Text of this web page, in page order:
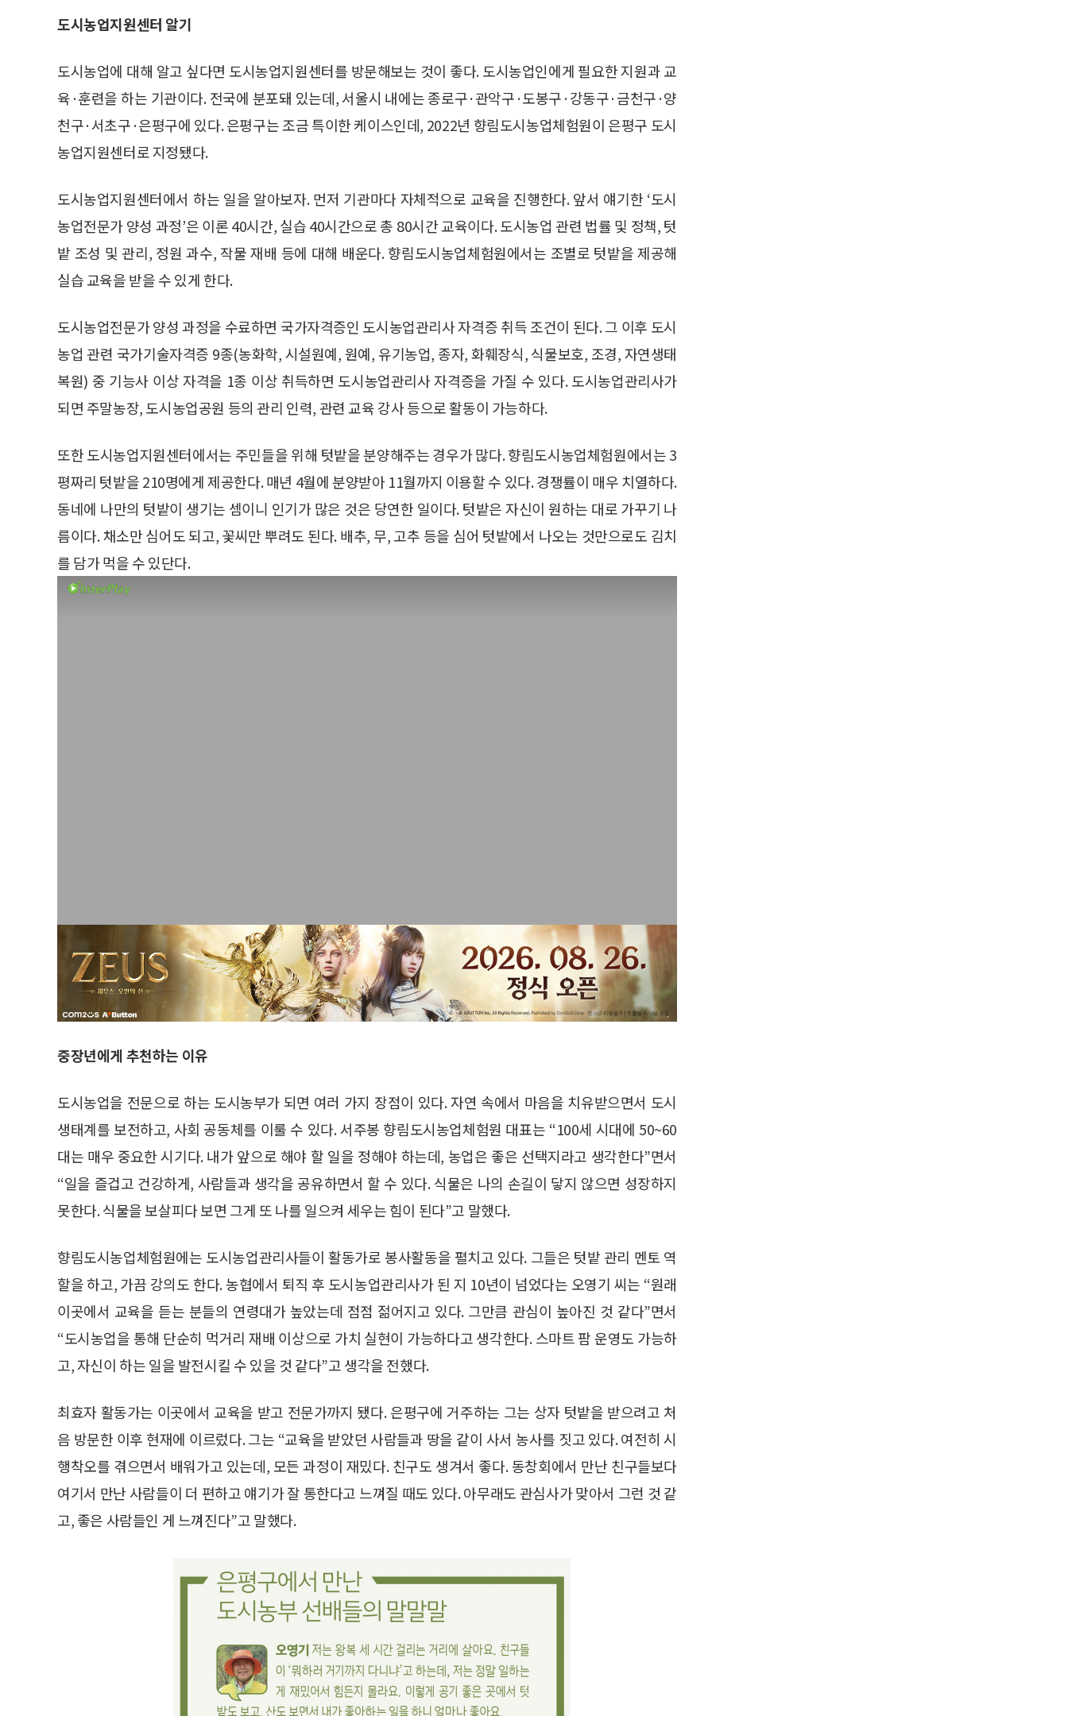
도시농업지원센터 알기
도시농업에 대해 알고 싶다면 도시농업지원센터를 방문해보는 것이 좋다. 도시농업인에게 필요한 지원과 교
육·훈련을 하는 기관이다. 전국에 분포돼 있는데, 서울시 내에는 종로구·관악구·도봉구·강동구·금천구·양
천구·서초구·은평구에 있다. 은평구는 조금 특이한 케이스인데, 2022년 향림도시농업체험원이 은평구 도시
농업지원센터로 지정됐다.
도시농업지원센터에서 하는 일을 알아보자. 먼저 기관마다 자체적으로 교육을 진행한다. 앞서 얘기한 ‘도시
농업전문가 양성 과정’은 이론 40시간, 실습 40시간으로 총 80시간 교육이다. 도시농업 관련 법률 및 정책, 텃
밭 조성 및 관리, 정원 과수, 작물 재배 등에 대해 배운다. 향림도시농업체험원에서는 조별로 텃밭을 제공해
실습 교육을 받을 수 있게 한다.
도시농업전문가 양성 과정을 수료하면 국가자격증인 도시농업관리사 자격증 취득 조건이 된다. 그 이후 도시
농업 관련 국가기술자격증 9종(농화학, 시설원예, 원예, 유기농업, 종자, 화훼장식, 식물보호, 조경, 자연생태
복원) 중 기능사 이상 자격을 1종 이상 취득하면 도시농업관리사 자격증을 가질 수 있다. 도시농업관리사가
되면 주말농장, 도시농업공원 등의 관리 인력, 관련 교육 강사 등으로 활동이 가능하다.
또한 도시농업지원센터에서는 주민들을 위해 텃밭을 분양해주는 경우가 많다. 향림도시농업체험원에서는 3
평짜리 텃밭을 210명에게 제공한다. 매년 4월에 분양받아 11월까지 이용할 수 있다. 경쟁률이 매우 치열하다.
동네에 나만의 텃밭이 생기는 셈이니 인기가 많은 것은 당연한 일이다. 텃밭은 자신이 원하는 대로 가꾸기 나
름이다. 채소만 심어도 되고, 꽃씨만 뿌려도 된다. 배추, 무, 고추 등을 심어 텃밭에서 나오는 것만으로도 김치
를 담가 먹을 수 있단다.
중장년에게 추천하는 이유
도시농업을 전문으로 하는 도시농부가 되면 여러 가지 장점이 있다. 자연 속에서 마음을 치유받으면서 도시
생태계를 보전하고, 사회 공동체를 이룰 수 있다. 서주봉 향림도시농업체험원 대표는 “100세 시대에 50~60
대는 매우 중요한 시기다. 내가 앞으로 해야 할 일을 정해야 하는데, 농업은 좋은 선택지라고 생각한다”면서
“일을 즐겁고 건강하게, 사람들과 생각을 공유하면서 할 수 있다. 식물은 나의 손길이 닿지 않으면 성장하지
못한다. 식물을 보살피다 보면 그게 또 나를 일으켜 세우는 힘이 된다”고 말했다.
향림도시농업체험원에는 도시농업관리사들이 활동가로 봉사활동을 펼치고 있다. 그들은 텃밭 관리 멘토 역
할을 하고, 가끔 강의도 한다. 농협에서 퇴직 후 도시농업관리사가 된 지 10년이 넘었다는 오영기 씨는 “원래
이곳에서 교육을 듣는 분들의 연령대가 높았는데 점점 젊어지고 있다. 그만큼 관심이 높아진 것 같다”면서
“도시농업을 통해 단순히 먹거리 재배 이상으로 가치 실현이 가능하다고 생각한다. 스마트 팜 운영도 가능하
고, 자신이 하는 일을 발전시킬 수 있을 것 같다”고 생각을 전했다.
최효자 활동가는 이곳에서 교육을 받고 전문가까지 됐다. 은평구에 거주하는 그는 상자 텃밭을 받으려고 처
음 방문한 이후 현재에 이르렀다. 그는 “교육을 받았던 사람들과 땅을 같이 사서 농사를 짓고 있다. 여전히 시
행착오를 겪으면서 배워가고 있는데, 모든 과정이 재밌다. 친구도 생겨서 좋다. 동창회에서 만난 친구들보다
여기서 만난 사람들이 더 편하고 얘기가 잘 통한다고 느껴질 때도 있다. 아무래도 관심사가 맞아서 그런 것 같
고, 좋은 사람들인 게 느껴진다”고 말했다.